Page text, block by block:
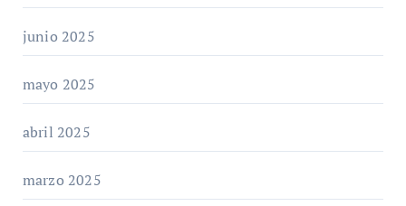
junio 2025
mayo 2025
abril 2025
marzo 2025